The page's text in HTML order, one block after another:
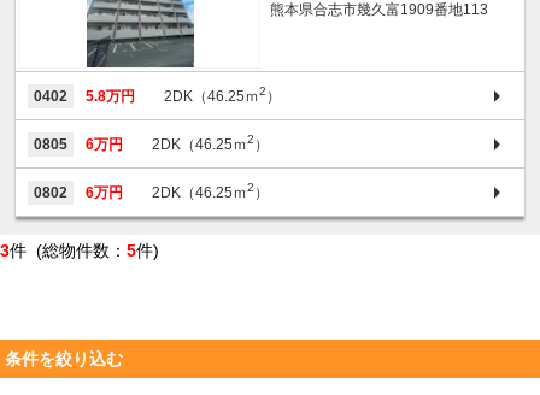
熊本県合志市幾久富1909番地113
0402 5.8万円 2DK（46.25ｍ2 ）
0805 6万円 2DK（46.25ｍ2 ）
0802 6万円 2DK（46.25ｍ2 ）
3件 (総物件数： 5件)
条件を絞り込む